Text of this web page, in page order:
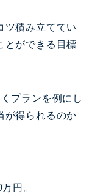
ツ積み立ててい
とができる目標
プランを例にし
が得られるのか
円。